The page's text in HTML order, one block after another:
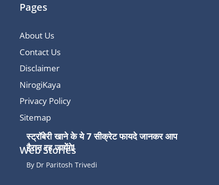
Pages
About Us
Contact Us
Disclaimer
NirogiKaya
Privacy Policy
Sitemap
Web Stories
स्ट्रॉबेरी खाने के ये 7 सीक्रेट फायदे जानकर आप
हैरान रह जायेंगे!
By Dr Paritosh Trivedi